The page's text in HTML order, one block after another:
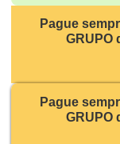
Pague
GRUPO
Pague
GRUPO